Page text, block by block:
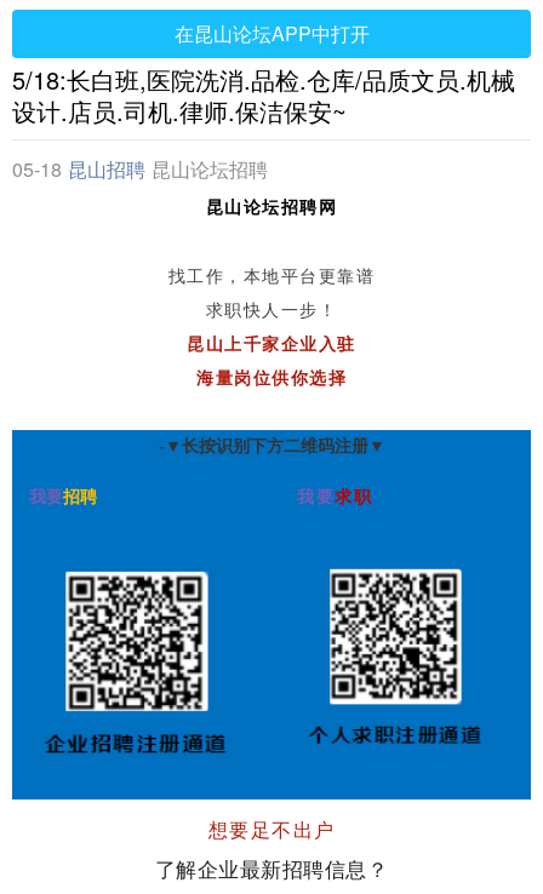
在昆山论坛APP中打开
5/18:长白班,医院洗消.品检.仓库/品质文员.机械
设计.店员.司机.律师.保洁保安~
05-18 昆山招聘 昆山论坛招聘
昆山论坛招聘网
找工作，本地平台更靠谱
求职快人一步！
昆山上千家企业入驻
海量岗位供你选择
-▼长按识别下方二维码注册▼
我要招聘 我要求职
想要足不出户
了解企业最新招聘信息？